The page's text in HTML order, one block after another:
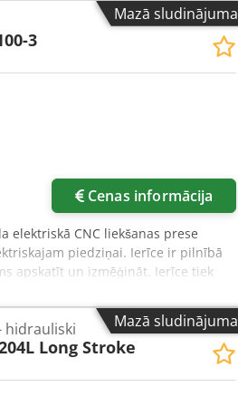
stiprinājums Aizmugurējais
CE – AKAS automātiskais
Mazā sludinājuma
3
Cenas informācija
elektriskā CNC liekšanas prese
piedziņai. Ierīce ir pilnībā
apskatīt un izmēģināt. Ierīce tiek
atbilstoši jūsu vajadzībām.
datums: 2015.06 Liekšanas spēks:
3340 mm Tehniskie parametri:
mm Dziļums (līdz sānu rāmim):
ātrums: 100 mm/s
2430 mm Augstums: 2680
Mazā sludinājuma
hidrauliski
Long Stroke